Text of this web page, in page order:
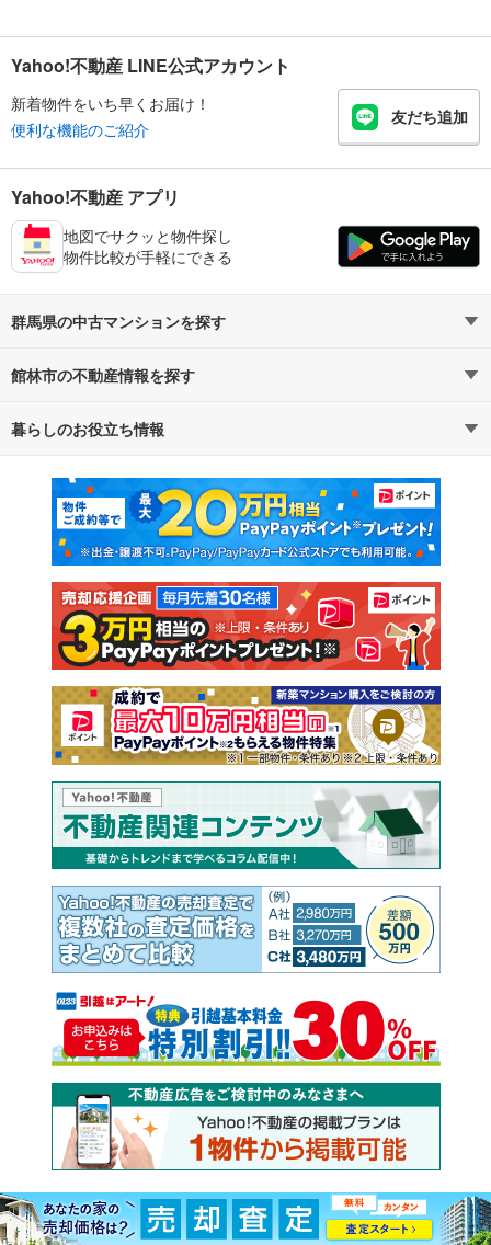
Yahoo!不動産 LINE公式アカウント
新着物件をいち早くお届け！
便利な機能のご紹介
友だち追加
Yahoo!不動産 アプリ
地図でサクッと物件探し
物件比較が手軽にできる
群馬県の中古マンションを探す
路線・駅から探す
通勤・通学時間から探す
館林市の不動産情報を探す
不動産・住宅
新築マンション 中古マンション
新築一戸建て 中古一戸建て
注文住宅 土地
売却査定
暮らしのお役立ち情報
マンションカタログ 教えて！住まいの先生